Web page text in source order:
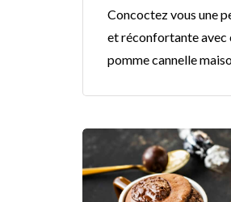
Concoctez vous une
et réconfortante avec
pomme cannelle